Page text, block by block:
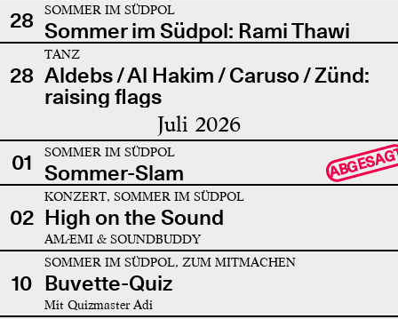
28
SOMMER IM SÜDPOL
Sommer im Südpol: Rami Thawi
28
TANZ
Aldebs / Al Hakim / Caruso / Zünd:
raising flags
Juli 2026
01 SOMMER IM SÜDPOL
Sommer-Slam
02
KONZERT, SOMMER IM SÜDPOL
High on the Sound
AMÆMI & SOUNDBUDDY
10
SOMMER IM SÜDPOL, ZUM MITMACHEN
Buvette-Quiz
Mit Quizmaster Adi